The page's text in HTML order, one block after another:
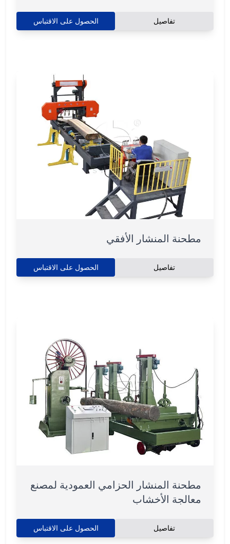
تفاصيل الحصول على الاقتباس
مطحنة المنشار الأفقي
تفاصيل الحصول على الاقتباس
مطحنة المنشار الحزامي العمودية لمصنع
معالجة الأخشاب
تفاصيل الحصول على الاقتباس